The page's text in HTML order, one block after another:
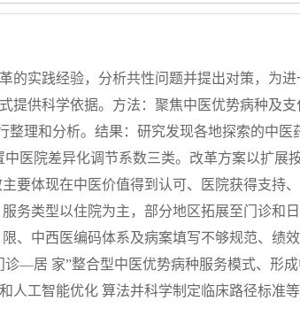
的实践经验，分析共性问题并提出对策，为
提供科学依据。方法：聚焦中医优势病种及支
整理和分析。结果：研究发现各地探索的中医
医院差异化调节系数三类。改革方案以扩展
要体现在中医价值得到认可、医院获得支持
务类型以住院为主，部分地区拓展至门诊和
、中西医编码体系及病案填写不够规范、绩
—居 家”整合型中医优势病种服务模式、形
人工智能优化 算法并科学制定临床路径标准等